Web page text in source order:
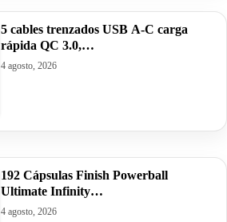
5 cables trenzados USB A-C carga
rápida QC 3.0,…
4 agosto, 2026
192 Cápsulas Finish Powerball
Ultimate Infinity…
4 agosto, 2026